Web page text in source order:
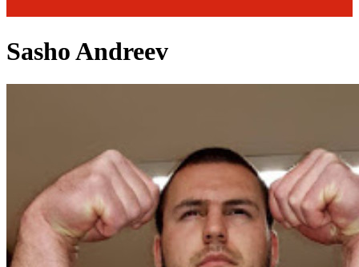
Sasho Andreev